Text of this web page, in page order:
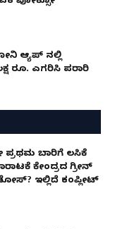
ಆ್ಯಪ್ ನಲ್ಲಿ
ರೂ. ಎಗರಿಸಿ ಪರಾರಿ
ಪ್ರಥಮ ಬಾರಿಗೆ ಲಸಿಕೆ
ಕೇಂದ್ರದ ಗ್ರೀನ್
ಇಲ್ಲಿದೆ ಕಂಪ್ಲೀಟ್